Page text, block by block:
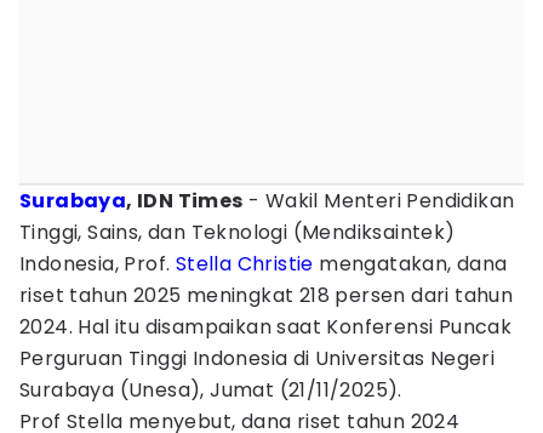
Surabaya, IDN Times - Wakil Menteri Pendidikan
Tinggi, Sains, dan Teknologi (Mendiksaintek)
Indonesia, Prof. Stella Christie mengatakan, dana
riset tahun 2025 meningkat 218 persen dari tahun
2024. Hal itu disampaikan saat Konferensi Puncak
Perguruan Tinggi Indonesia di Universitas Negeri
Surabaya (Unesa), Jumat (21/11/2025).
Prof Stella menyebut, dana riset tahun 2024